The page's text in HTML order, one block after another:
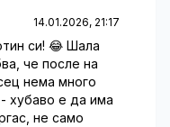
14.01.2026, 21:17
си! 😂 Шала
че после на
нема много
хубаво е да има
не само